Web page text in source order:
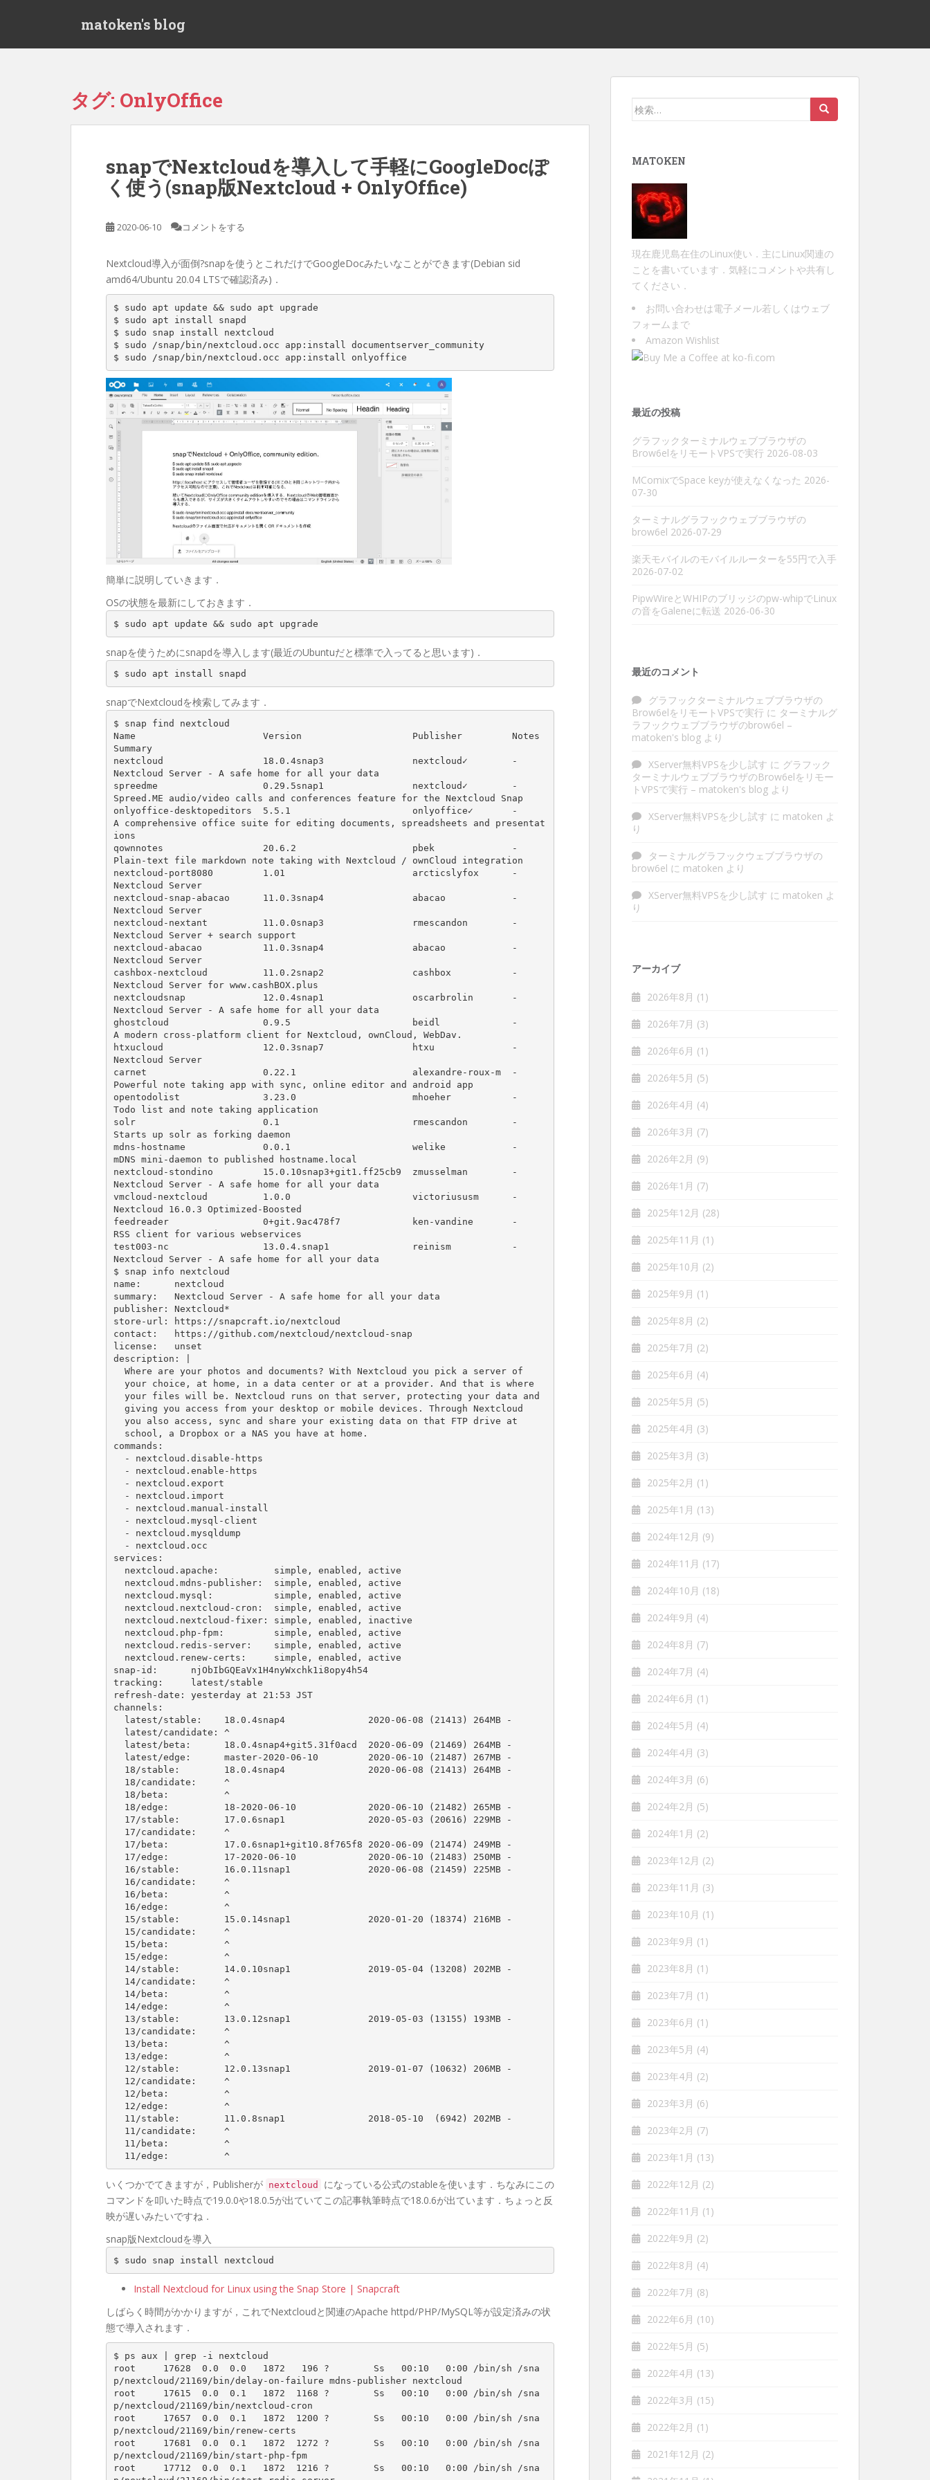
matoken's blog
タグ: OnlyOffice
snapでNextcloudを導入して手軽にGoogleDocぽ
く使う(snap版Nextcloud + OnlyOffice)
2020-06-10 コメントをする
Nextcloud導入が面倒?snapを使うとこれだけでGoogleDocみたいなことができます(Debian sid
amd64/Ubuntu 20.04 LTSで確認済み)．
$ sudo apt update && sudo apt upgrade
$ sudo apt install snapd
$ sudo snap install nextcloud
$ sudo /snap/bin/nextcloud.occ app:install documentserver_community
$ sudo /snap/bin/nextcloud.occ app:install onlyoffice
簡単に説明していきます．
OSの状態を最新にしておきます．
$ sudo apt update && sudo apt upgrade
snapを使うためにsnapdを導入します(最近のUbuntuだと標準で入ってると思います)．
$ sudo apt install snapd
snapでNextcloudを検索してみます．
$ snap find nextcloud
Name                       Version                    Publisher         Notes
Summary
nextcloud                  18.0.4snap3                nextcloud✓        -
Nextcloud Server - A safe home for all your data
spreedme                   0.29.5snap1                nextcloud✓        -
Spreed.ME audio/video calls and conferences feature for the Nextcloud Snap
onlyoffice-desktopeditors  5.5.1                      onlyoffice✓       -
A comprehensive office suite for editing documents, spreadsheets and presentat
ions
qownnotes                  20.6.2                     pbek              -
Plain-text file markdown note taking with Nextcloud / ownCloud integration
nextcloud-port8080         1.01                       arcticslyfox      -
Nextcloud Server
nextcloud-snap-abacao      11.0.3snap4                abacao            -
Nextcloud Server
nextcloud-nextant          11.0.0snap3                rmescandon        -
Nextcloud Server + search support
nextcloud-abacao           11.0.3snap4                abacao            -
Nextcloud Server
cashbox-nextcloud          11.0.2snap2                cashbox           -
Nextcloud Server for www.cashBOX.plus
nextcloudsnap              12.0.4snap1                oscarbrolin       -
Nextcloud Server - A safe home for all your data
ghostcloud                 0.9.5                      beidl             -
A modern cross-platform client for Nextcloud, ownCloud, WebDav.
htxucloud                  12.0.3snap7                htxu              -
Nextcloud Server
carnet                     0.22.1                     alexandre-roux-m  -
Powerful note taking app with sync, online editor and android app
opentodolist               3.23.0                     mhoeher           -
Todo list and note taking application
solr                       0.1                        rmescandon        -
Starts up solr as forking daemon
mdns-hostname              0.0.1                      welike            -
mDNS mini-daemon to published hostname.local
nextcloud-stondino         15.0.10snap3+git1.ff25cb9  zmusselman        -
Nextcloud Server - A safe home for all your data
vmcloud-nextcloud          1.0.0                      victoriususm      -
Nextcloud 16.0.3 Optimized-Boosted
feedreader                 0+git.9ac478f7             ken-vandine       -
RSS client for various webservices
test003-nc                 13.0.4.snap1               reinism           -
Nextcloud Server - A safe home for all your data
$ snap info nextcloud
name:      nextcloud
summary:   Nextcloud Server - A safe home for all your data
publisher: Nextcloud*
store-url: https://snapcraft.io/nextcloud
contact:   https://github.com/nextcloud/nextcloud-snap
license:   unset
description: |
commands:
services:
snap-id:      njObIbGQEaVx1H4nyWxchk1i8opy4h54
tracking:     latest/stable
refresh-date: yesterday at 21:53 JST
channels:
  11/edge:          ^
いくつかでてきますが，Publisherが nextcloud
になっている公式のstableを使います．ちなみにこの
コマンドを叩いた時点で19.0.0や18.0.5が出ていてこの記事執筆時点で18.0.6が出ています．ちょっと反
映が遅いみたいですね．
snap版Nextcloudを導入
$ sudo snap install nextcloud
Install Nextcloud for Linux using the Snap Store | Snapcraft
しばらく時間がかかりますが，これでNextcloudと関連のApache httpd/PHP/MySQL等が設定済みの状
態で導入されます．
$ ps aux | grep -i nextcloud
root     17628  0.0  0.0   1872   196 ?        Ss   00:10   0:00 /bin/sh /sna
p/nextcloud/21169/bin/delay-on-failure mdns-publisher nextcloud
root     17615  0.0  0.1   1872  1168 ?        Ss   00:10   0:00 /bin/sh /sna
p/nextcloud/21169/bin/nextcloud-cron
root     17657  0.0  0.1   1872  1200 ?        Ss   00:10   0:00 /bin/sh /sna
p/nextcloud/21169/bin/renew-certs
root     17681  0.0  0.1   1872  1272 ?        Ss   00:10   0:00 /bin/sh /sna
p/nextcloud/21169/bin/start-php-fpm
root     17712  0.0  0.1   1872  1216 ?        Ss   00:10   0:00 /bin/sh /sna
検
MATOKEN
現在鹿児島在住のLinux使い．主にLinux関連の
ことを書いています．気軽にコメントや共有し
てください．
お問い合わせは電子メール若しくは ウェブ
フォーム まで
Amazon Wishlist
最近の投稿
グラフックターミナルウェブブラウザの
Brow6elをリモートVPSで実行 2026-08-03
MComixでSpace keyが使えなくなった 2026-
07-30
ターミナルグラフックウェブブラウザの
brow6el 2026-07-29
楽天モバイルのモバイルルーターを55円で入手
2026-07-02
PipwWireとWHIPのブリッジのpw-whipでLinux
の音をGaleneに転送 2026-06-30
最近のコメント
グラフックターミナルウェブブラウザの
Brow6elをリモートVPSで実行 に ターミナルグ
ラフックウェブブラウザのbrow6el –
matoken's blog より
XServer無料VPSを少し試す に グラフック
ターミナルウェブブラウザのBrow6elをリモー
トVPSで実行 – matoken's blog より
XServer無料VPSを少し試す に matoken よ
り
ターミナルグラフックウェブブラウザの
brow6el に matoken より
XServer無料VPSを少し試す に matoken よ
り
アーカイブ
2026年8月 (1)
2026年7月 (3)
2026年6月 (1)
2026年5月 (5)
2026年4月 (4)
2026年3月 (7)
2026年2月 (9)
2026年1月 (7)
2025年12月 (28)
2025年11月 (1)
2025年10月 (2)
2025年9月 (1)
2025年8月 (2)
2025年7月 (2)
2025年6月 (4)
2025年5月 (5)
2025年4月 (3)
2025年3月 (3)
2025年2月 (1)
2025年1月 (13)
2024年12月 (9)
2024年11月 (17)
2024年10月 (18)
2024年9月 (4)
2024年8月 (7)
2024年7月 (4)
2024年6月 (1)
2024年5月 (4)
2024年4月 (3)
2024年3月 (6)
2024年2月 (5)
2024年1月 (2)
2023年12月 (2)
2023年11月 (3)
2023年10月 (1)
2023年9月 (1)
2023年8月 (1)
2023年7月 (1)
2023年6月 (1)
2023年5月 (4)
2023年4月 (2)
2023年3月 (6)
2023年2月 (7)
2023年1月 (13)
2022年12月 (2)
2022年11月 (1)
2022年9月 (2)
2022年8月 (4)
2022年7月 (8)
2022年6月 (10)
2022年5月 (5)
2022年4月 (13)
2022年3月 (15)
2022年2月 (1)
2021年12月 (2)